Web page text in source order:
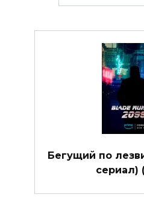
Бегущий по
сериал)